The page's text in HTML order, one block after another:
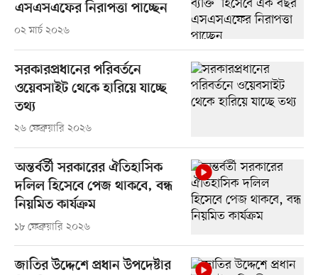
এসএসএফের নিরাপত্তা পাচ্ছেন
০২ মার্চ ২০২৬
সরকারপ্রধানের পরিবর্তনে
ওয়েবসাইট থেকে হারিয়ে যাচ্ছে
তথ্য
২৬ ফেব্রুয়ারি ২০২৬
অন্তর্বর্তী সরকারের ঐতিহাসিক
দলিল হিসেবে পেজ থাকবে, বন্ধ
নিয়মিত কার্যক্রম
১৮ ফেব্রুয়ারি ২০২৬
জাতির উদ্দেশে প্রধান উপদেষ্টার